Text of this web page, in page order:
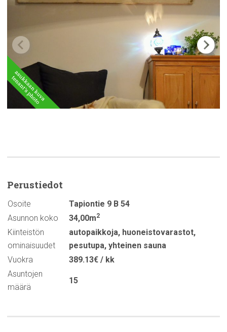
Perustiedot
Osoite
Tapiontie 9 B 54
Asunnon koko
34,00m2
Kiinteistön
ominaisuudet
autopaikkoja, huoneistovarastot,
pesutupa, yhteinen sauna
Vuokra
389.13€ / kk
Asuntojen
määrä
15